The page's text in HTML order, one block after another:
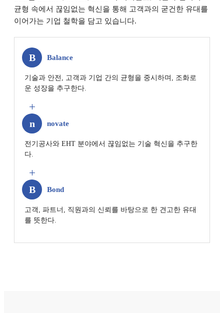
균형 속에서
이어가는 기업 철학을 담고 있습니다.
B Balance
운 성장을 추구한다.
+
n novate
다.
+
B Bond
를 뜻한다.